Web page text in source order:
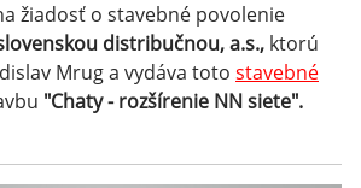
žiadosť o stavebné povolenie
distribučnou, a.s., ktorú
Mrug a vydáva toto stavebné
"Chaty - rozšírenie NN siete".